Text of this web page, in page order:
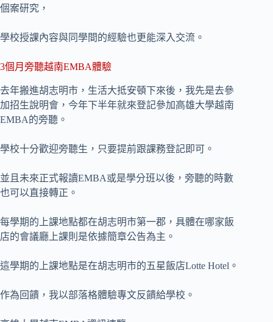
個案研究，
學校授課內容與同學間的經驗也更能深入交流。
3個月旁聽越南EMBA體驗
去年搬進胡志明市，生活大抵安頓下來後，我先是去參
加招生說明會，今年下半年就來登記參加高雄大學越南
EMBA的旁聽。
學校十分歡迎旁聽生，只要提前跟課務登記即可。
並且未來正式報讀EMBA或是學分班以後，旁聽的時數
也可以直接轉正。
每學期的上課地點都在胡志明市第一郡，具體在哪家飯
店的會議廳上課則是依據簡章公告為主。
這學期的上課地點是在胡志明市的五星飯店Lotte Hotel。
作為回饋，我以部落格體驗專文反饋給學校。